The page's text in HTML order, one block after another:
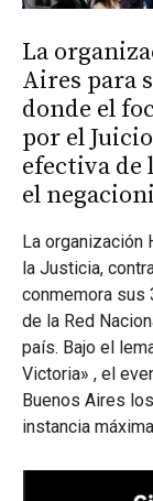
La
Aires para
donde el
por el
efectiva de
el
La organización
la Justicia,
conmemora sus
de la Red
país. Bajo el
Victoria» , el
Buenos Aires
instancia